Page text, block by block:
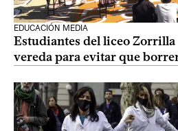
EDUCACIÓN MEDIA
Estudiantes del liceo Zorrilla
vereda para evitar que